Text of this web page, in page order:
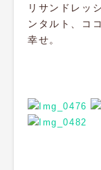
リサンドレッ
ンタルト、コ
幸せ。